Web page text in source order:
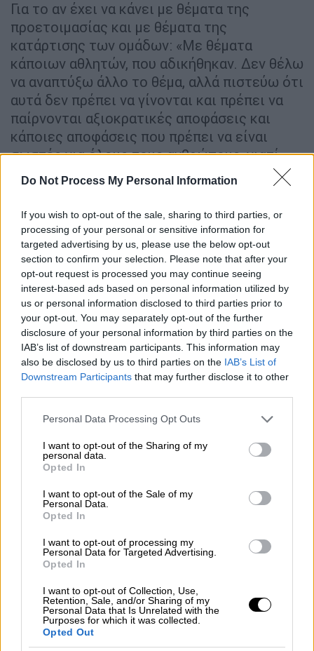
Do Not Process My Personal Information
If you wish to opt-out of the sale, sharing to third parties, or
processing of your personal or sensitive information for
targeted advertising by us, please use the below opt-out
section to confirm your selection. Please note that after your
opt-out request is processed you may continue seeing
interest-based ads based on personal information utilized by
us or personal information disclosed to third parties prior to
your opt-out. You may separately opt-out of the further
disclosure of your personal information by third parties on the
IAB’s list of downstream participants. This information may
also be disclosed by us to third parties on the IAB’s List of
Downstream Participants that may further disclose it to other
Please note that this website/app uses one or more Google
not limited to your visit or usage behaviour. You may click to
grant or deny consent to Google and its third-party tags to
use your data for below specified purposes in below Google
consent section.
Personal Data Processing Opt Outs
I want to opt-out of the Sharing of my
personal data.
Opted In
I want to opt-out of the Sale of my
Personal Data.
Opted In
I want to opt-out of processing my
Personal Data for Targeted Advertising.
Opted In
I want to opt-out of Collection, Use,
Retention, Sale, and/or Sharing of my
Personal Data that Is Unrelated with the
Purposes for which it was collected.
Opted Out
Για το αν έχει να κάνει με θέματα της
προετοιμασίας και με θέματα της
κατάρτισης των ομάδων: «Με θέματα
κάποιων αθλητών, που αδικήθηκαν. Δεν θέλω
να αναπτύξω άλλο το θέμα, αλλά πιστεύω ότι
αυτά δεν πρέπει να γίνονται και πρέπει να
παίρνονται αξιοκρατικές αποφάσεις και
κάποιες αποφάσεις που πρέπει να είναι
σωστές για όλους τους ανθρώπους, γιατί
ματώνουμε και φτύνουμε αίμα κάθε μέρα.
Όποιοι το αξίζουν και είναι καλύτεροι
πρέπει να δίνεται η ευκαιρία και
τουλάχιστον να δοκιμάζονται. Απλά να
δοκιμάζονται και αν δεν είναι καλοί, ας
αποφασίζεται ποιος είναι πιο γρήγορος».
Και πρόσθεσε: «Όταν δεν δίνεται η ευκαιρία
είναι κάτι πάρα πολύ λυπηρό. Μέσα από
προπονήσεις, πρέπει οι άνθρωποι που
στέκονται στην κορυφή και είναι οι
καλύτεροι, τουλάχιστον ο καλύτερος όταν
χρειάζεται και έχει μία ευκαιρία, πρέπει ο
προπονητής τουλάχιστον να του δώσει
έστω και μία ευκαιρία. Γιατί πιστεύω ότι
όταν είσαι ο καλύτερος, δικαιωματικά
χρειάζεσαι μία ευκαιρία όταν σου ζητάει
κάποιος να του δώσεις μία ευκαιρία να
δοκιμαστεί, πρέπει τουλάχιστον να του
δώσεις έστω και μία ευκαιρία».
Για το ότι κάποια στιγμή ήταν τρίτος: «Το
είδα το κατάλαβα. Το ήθελα πάρα πολύ και
αλλά όπως είπα ήμουν πολύ χάλια, βγήκε η
κούραση, βγήκε η αϋπνία, όλο αυτό δηλαδή
δεν βοήθησε καθόλου».